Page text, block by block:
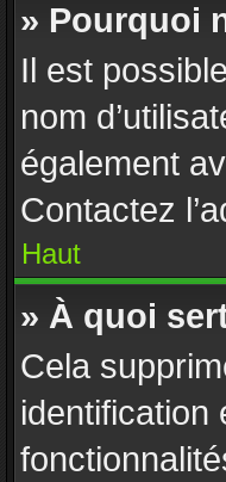
» Pourquoi
Il est
nom
également
Contactez
Haut
» À quoi
Cela
identification